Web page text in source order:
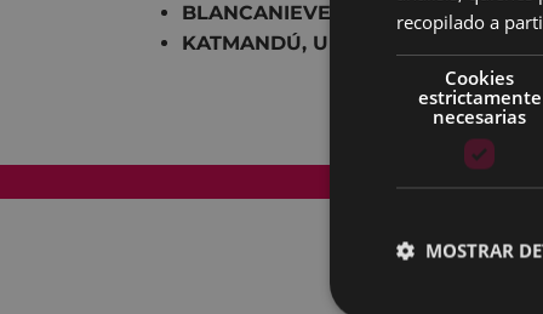
BLANCANIEVES, MIRROR,
KATMANDÚ, UN ESPEJO EN EL
recopilado a
Cookies
estrictamente
necesarias
MOSTRAR